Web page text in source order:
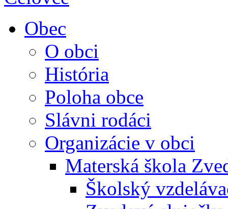
Obec
O obci
História
Poloha obce
Slávni rodáci
Organizácie v obci
Materská škola
Školský